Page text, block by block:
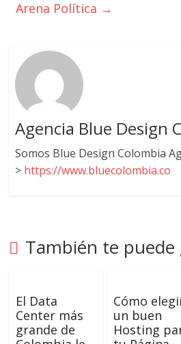
ATL,
Producción
Gráfica
Colombia.
Arena Política →
Agencia Blue Design
Somos Blue Design Colombia
> https://www.bluecolombia.co
También te
El Data
Center más
grande de
Cómo
un buen
Hosting